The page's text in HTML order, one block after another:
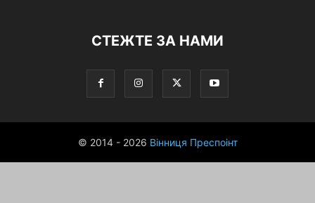
СТЕЖТЕ ЗА НАМИ
© 2014 - 2026 Вінниця Преспоінт